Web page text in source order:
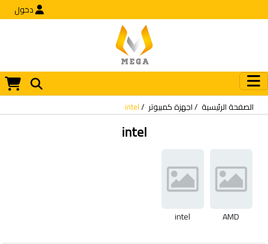
دخول
الصفحة الرئيسية اجهزة كمبيوتر intel
intel
AMD
intel